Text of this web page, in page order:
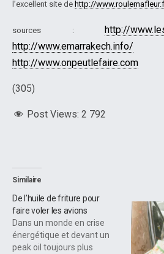
l’excellent site de http://
sources : http://
http://www.emarrakech.info/
http://www.onpeutlefaire.com
(305)
Post Views: 2 792
Similaire
De l’huile de friture pour
faire voler les avions
Dans un monde en crise
énergétique et devant un
peak oil toujours plus